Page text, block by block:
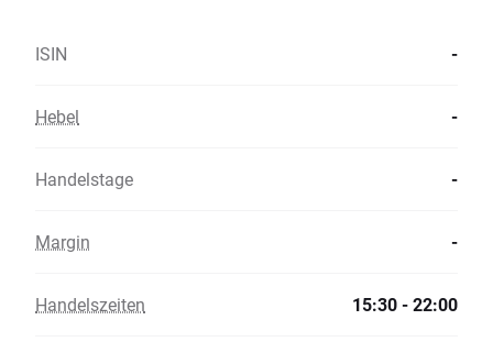
ISIN -
Hebel -
Handelstage -
Margin -
Handelszeiten 15:30 - 22:00